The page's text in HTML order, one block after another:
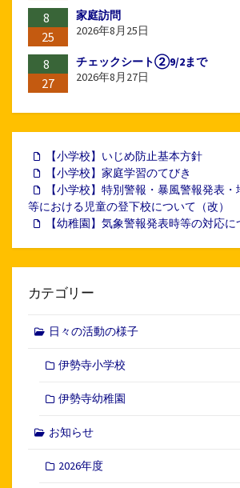
8
25
家庭訪問
2026年8月25日
8
27
チェックシート②9/2まで
2026年8月27日
【小学校】いじめ防止基本方針
【小学校】家庭学習のてびき
【小学校】特別警報・暴風警報発表
等における児童の登下校について（改）
【幼稚園】気象警報発表時等の対応に
カテゴリー
日々の活動の様子
伊勢寺小学校
伊勢寺幼稚園
お知らせ
2026年度